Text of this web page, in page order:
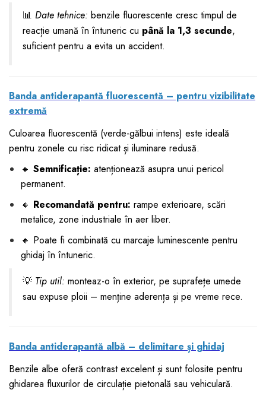
📊 Date tehnice: benzile fluorescente cresc timpul de
reacție umană în întuneric cu până la 1,3 secunde,
suficient pentru a evita un accident.
Banda antiderapantă fluorescentă – pentru vizibilitate
extremă
Culoarea fluorescentă (verde-gălbui intens) este ideală
pentru zonele cu risc ridicat și iluminare redusă.
🔸 Semnificație: atenționează asupra unui pericol
permanent.
🔸 Recomandată pentru: rampe exterioare, scări
metalice, zone industriale în aer liber.
🔸 Poate fi combinată cu marcaje luminescente pentru
ghidaj în întuneric.
💡 Tip util: monteaz-o în exterior, pe suprafețe umede
sau expuse ploii – menține aderența și pe vreme rece.
Banda antiderapantă albă – delimitare și ghidaj
Benzile albe oferă contrast excelent și sunt folosite pentru
ghidarea fluxurilor de circulație pietonală sau vehiculară.